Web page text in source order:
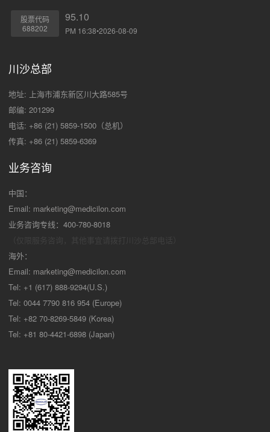
股票代码
688202
95.10
PM 16:38•2026-08-09
川沙总部
地址: 上海市浦东新区川大路585号
邮编: 201299
电话: +86 (21) 5859-1500（总机）
传真: +86 (21) 5859-6369
业务咨询
中国：
Email: marketing@medicilon.com
业务咨询专线：400-780-8018
海外：
Email: marketing@medicilon.com
Tel: +1 (617) 888-9294(U.S.)
Tel: 0044 7790 816 954 (Europe)
Tel: +82 70-8269-5849 (Korea)
Tel: +81 80-4421-6898 (Japan)